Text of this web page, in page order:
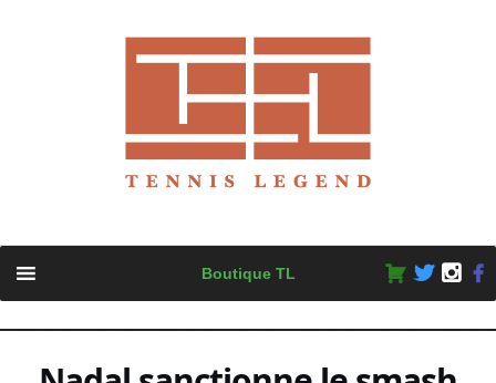
content
Boutique TL